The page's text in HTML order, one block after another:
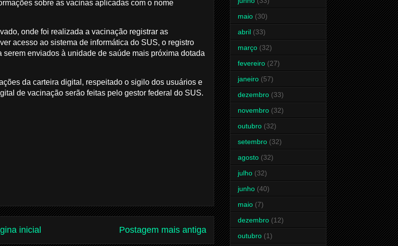
sobre as vacinas aplicadas com o nome
onde foi realizada a vacinação registrar as
acesso ao sistema de informática do SUS, o registro
enviados à unidade de saúde mais próxima dotada
da carteira digital, respeitado o sigilo dos usuários e
de vacinação serão feitas pelo gestor federal do SUS.
Postagem mais antiga
inicial
maio (30)
abril (33)
março (32)
fevereiro (27)
janeiro (57)
dezembro (33)
novembro (32)
outubro (32)
setembro (32)
agosto (32)
julho (32)
junho (40)
maio (7)
dezembro (12)
outubro (1)